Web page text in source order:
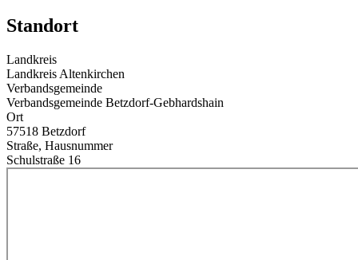
Standort
Landkreis
Landkreis Altenkirchen
Verbandsgemeinde
Verbandsgemeinde Betzdorf-Gebhardshain
Ort
57518 Betzdorf
Straße, Hausnummer
Schulstraße 16